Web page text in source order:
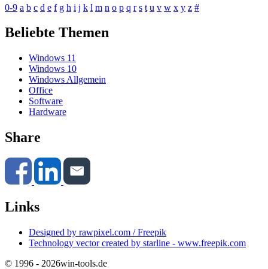
0-9 a b c d e f g h i j k l m n o p q r s t u v w x y z #
Beliebte Themen
Windows 11
Windows 10
Windows Allgemein
Office
Software
Hardware
Share
Links
Designed by rawpixel.com / Freepik
Technology vector created by starline - www.freepik.com
© 1996 - 2026win-tools.de